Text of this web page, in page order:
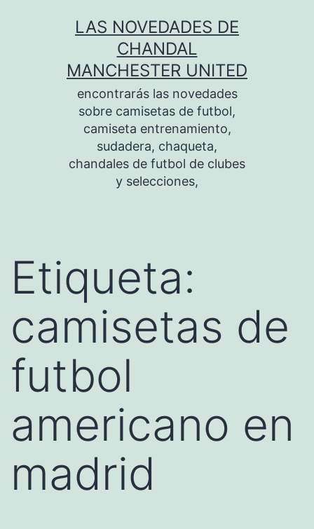
LAS NOVEDADES DE
CHANDAL
MANCHESTER UNITED
encontrarás las novedades
sobre camisetas de futbol,
camiseta entrenamiento,
sudadera, chaqueta,
chandales de futbol de clubes
y selecciones,
Etiqueta:
camisetas de
futbol
americano en
madrid